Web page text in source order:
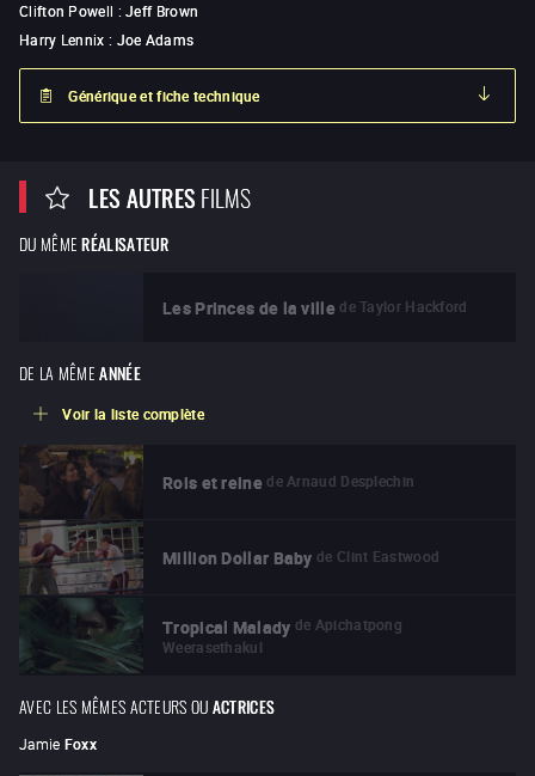
Clifton Powell :Jeff Brown
Harry Lennix : Joe Adams
Générique et fiche technique
LES AUTRESFILMS
DU MÊME RÉALISATEUR
Les Princes de la ville de Taylor Hackford
DE LA MÊME ANNÉE
Voir la liste complète
Rois et reine de Arnaud Desplechin
Million Dollar Baby de Clint Eastwood
Tropical Malady de Apichatpong
Weerasethakul
AVEC LES MÊMES ACTEURS OUACTRICES
Jamie Foxx